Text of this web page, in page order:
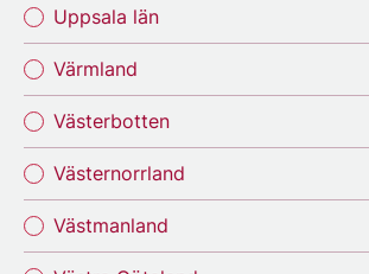
Uppsala län
Värmland
Västerbotten
Västernorrland
Västmanland